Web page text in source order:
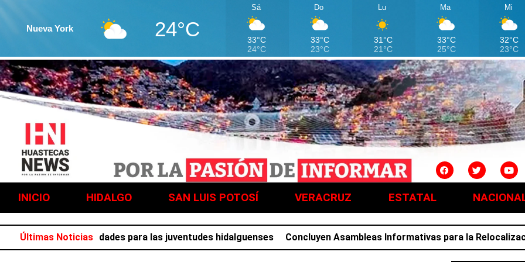
Nueva York 24°C
Sá
33°C
24°C
Do
33°C
23°C
Lu
31°C
21°C
Ma
33°C
25°C
Mi
32°C
23°C
INICIO HIDALGO SAN LUIS POTOSÍ VERACRUZ ESTATAL
Últimas Noticias
llena de actividades para las juventudes hidalguenses Concluyen Asambleas Informativas para la Relocalización;